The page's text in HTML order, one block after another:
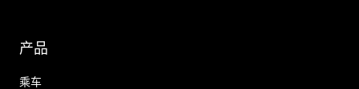
产品
乘车